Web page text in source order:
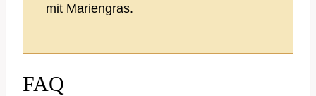
mit Mariengras.
FAQ